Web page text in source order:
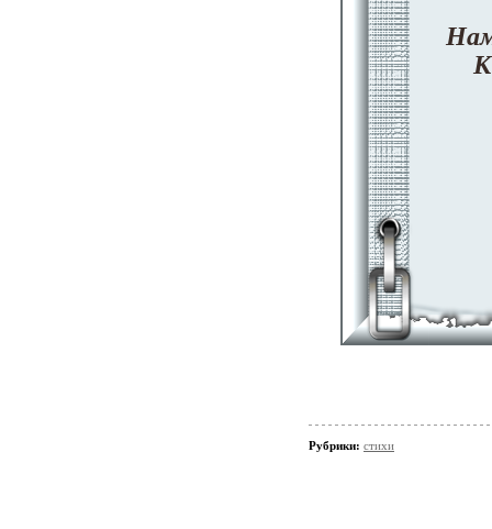
Рубрики: стихи